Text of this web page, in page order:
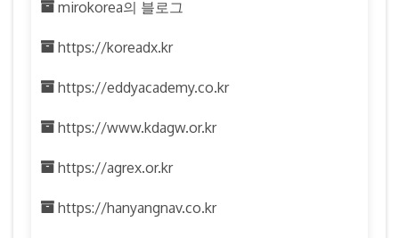
mirokorea의 블로그
https://koreadx.kr
https://eddyacademy.co.kr
https://www.kdagw.or.kr
https://agrex.or.kr
https://hanyangnav.co.kr